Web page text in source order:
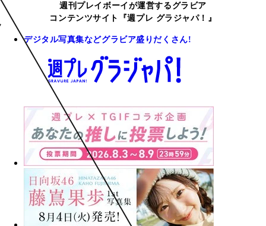
週刊プレイボーイが運営するグラビア
コンテンツサイト『週プレ グラジャパ！』
デジタル写真集などグラビア盛りだくさん!